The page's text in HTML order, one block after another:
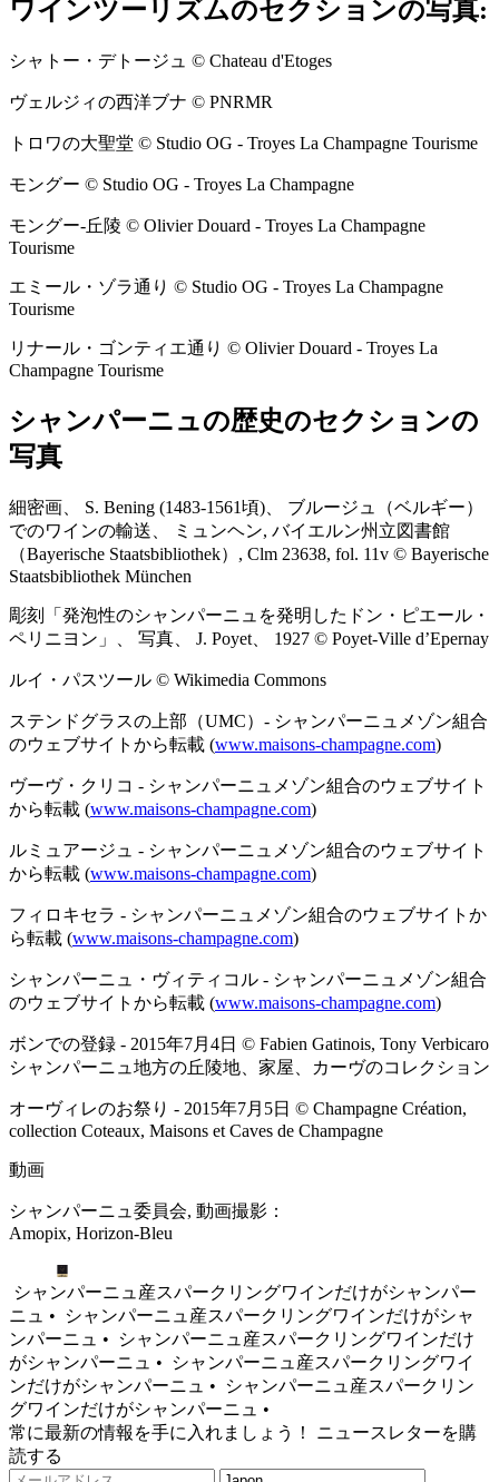
ワインツーリズムのセクションの写真:
シャトー・デトージュ © Chateau d'Etoges
ヴェルジィの西洋ブナ © PNRMR
トロワの大聖堂 © Studio OG - Troyes La Champagne Tourisme
モングー © Studio OG - Troyes La Champagne
モングー-丘陵 © Olivier Douard - Troyes La Champagne
Tourisme
エミール・ゾラ通り © Studio OG - Troyes La Champagne
Tourisme
リナール・ゴンティエ通り © Olivier Douard - Troyes La
Champagne Tourisme
シャンパーニュの歴史のセクションの
写真
細密画、 S. Bening (1483-1561頃)、 ブルージュ（ベルギー）
でのワインの輸送、 ミュンヘン, バイエルン州立図書館
（Bayerische Staatsbibliothek）, Clm 23638, fol. 11v © Bayerische
Staatsbibliothek München
彫刻「発泡性のシャンパーニュを発明したドン・ピエール・
ペリニヨン」、 写真、 J. Poyet、 1927 © Poyet-Ville d’Epernay
ルイ・パスツール © Wikimedia Commons
ステンドグラスの上部（UMC）- シャンパーニュメゾン組合
のウェブサイトから転載 (www.maisons-champagne.com)
ヴーヴ・クリコ - シャンパーニュメゾン組合のウェブサイト
から転載 (www.maisons-champagne.com)
ルミュアージュ - シャンパーニュメゾン組合のウェブサイト
から転載 (www.maisons-champagne.com)
フィロキセラ - シャンパーニュメゾン組合のウェブサイトか
ら転載 (www.maisons-champagne.com)
シャンパーニュ・ヴィティコル - シャンパーニュメゾン組合
のウェブサイトから転載 (www.maisons-champagne.com)
ボンでの登録 - 2015年7月4日 © Fabien Gatinois, Tony Verbicaro
シャンパーニュ地方の丘陵地、家屋、カーヴのコレクション
オーヴィレのお祭り - 2015年7月5日 © Champagne Création,
collection Coteaux, Maisons et Caves de Champagne
動画
シャンパーニュ委員会, 動画撮影：
Amopix, Horizon-Bleu
シャンパーニュ産スパークリングワインだけがシャンパー
ニュ •
シャンパーニュ産スパークリングワインだけがシャ
ンパーニュ •
シャンパーニュ産スパークリングワインだけ
がシャンパーニュ •
シャンパーニュ産スパークリングワイ
ンだけがシャンパーニュ •
シャンパーニュ産スパークリン
グワインだけがシャンパーニュ •
常に最新の情報を手に入れましょう！ ニュースレターを購
読する